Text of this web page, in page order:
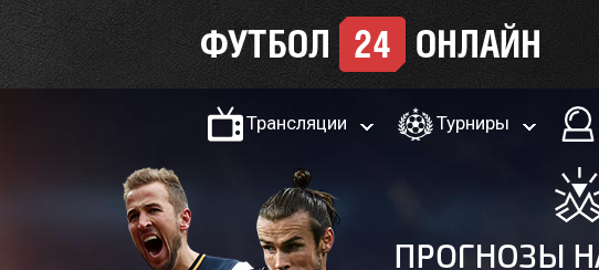
Трансляции Турниры